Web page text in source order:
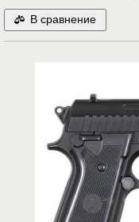
В сравнение